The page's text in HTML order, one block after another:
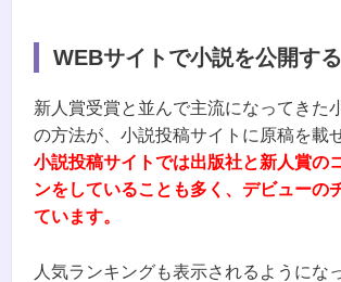
WEBサイトで小説を公開する
新人賞受賞と並んで主流になってきた
の方法が、小説投稿サイトに原稿を載
小説投稿サイトでは出版社と新人賞の
ンをしていることも多く、デビューの
ています。
人気ランキングも表示されるようにな